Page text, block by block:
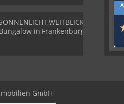
Bungalow in Frankenburg
GmbH